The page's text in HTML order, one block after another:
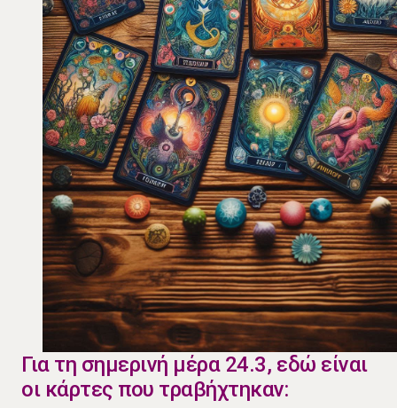
Για τη σημερινή μέρα 24.3, εδώ είναι
οι κάρτες που τραβήχτηκαν: